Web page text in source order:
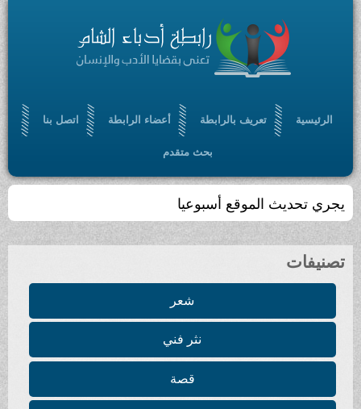
الرئيسية تعريف بالرابطة أعضاء الرابطة اتصل بنا
بحث متقدم
يجري تحديث الموقع أسبوعيا
تصنيفات
شعر
نثر فني
قصة